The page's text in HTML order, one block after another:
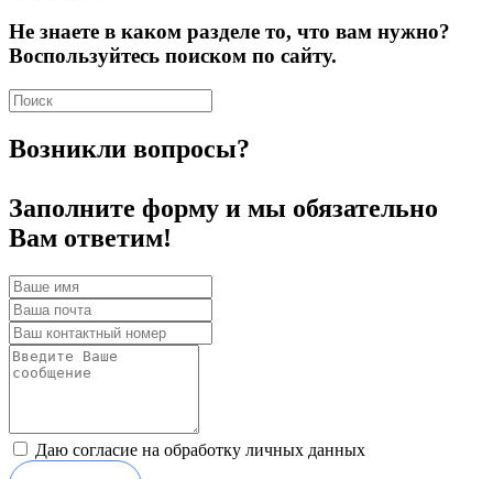
Не знаете в каком разделе то, что вам нужно?
Воспользуйтесь поиском по сайту.
Возникли вопросы?
Заполните форму и мы обязательно
Вам ответим!
Даю согласие на обработку личных данных